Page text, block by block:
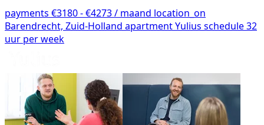
payments €3180 - €4273 / maand location_on
Barendrecht, Zuid-Holland apartmentYulius schedule32
uur per week